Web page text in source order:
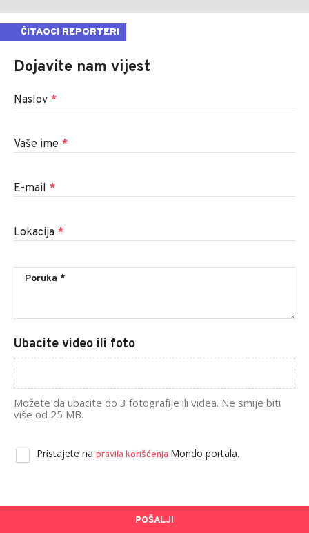
ČITAOCI REPORTERI
Dojavite nam vijest
Naslov *
Vaše ime *
E-mail *
Lokacija *
Ubacite video ili foto
Možete da ubacite do 3 fotografije ili videa. Ne smije biti
više od 25 MB.
Pristajete na pravila korišćenja Mondo portala.
POŠALJI